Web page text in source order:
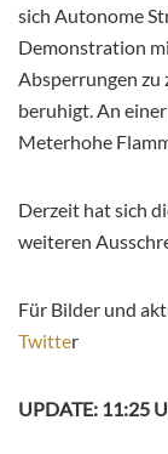
sich Autonome
Demonstration
Absperrungen zu
beruhigt. An
Meterhohe
Derzeit hat sich
weiteren
Für Bilder und
Twitter
UPDATE: 11:25